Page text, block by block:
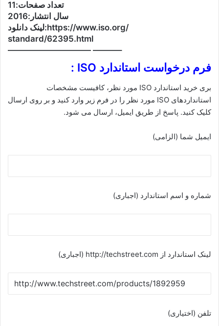
تعداد صفحات:11
سال انتشار:2016
لینک دانلود:https://www.iso.org/
standard/62395.html
—————————— ———–
فرم درخواست استاندارد ISO :
بری خرید استاندارد ISO مورد نظر، کافیست مشخصات
استانداردهای ISO مورد نظر را در فرم زیر وارد کنید و بر روی ارسال
کلیک کنید. پاسخ از طریق ایمیل، ارسال می شود.
ایمیل شما (الزامی)
شماره و اسم استاندارد (اجباری)
لینک استاندارد از http://techstreet.com (اجباری)
تلفن (اختیاری)